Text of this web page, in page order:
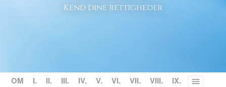
Kend dine rettigheder
OM I. II. III. IV. V. VI. VII. VIII. IX. Toggle